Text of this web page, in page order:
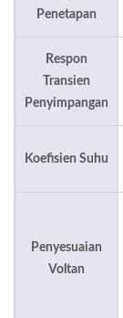
Penetapan
Respon
Transien
Penyimpangan
Koefisien Suhu
Penyesuaian
Voltan